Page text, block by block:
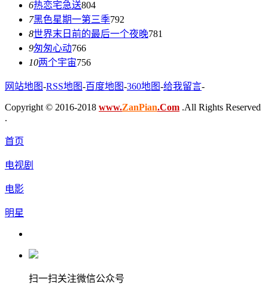
6热恋宅急送804
7黑色星期一第三季792
8世界末日前的最后一个夜晚781
9匆匆心动766
10两个宇宙756
网站地图-RSS地图-百度地图-360地图-给我留言-
Copyright © 2016-2018 www.ZanPian.Com .All Rights Reserved
.
首页
电视剧
电影
明星
扫一扫关注微信公众号